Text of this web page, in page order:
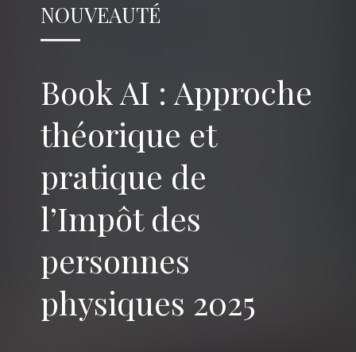
NOUVEAUTÉ
Book AI : Approche
théorique et
pratique de
l’Impôt des
personnes
physiques 2025